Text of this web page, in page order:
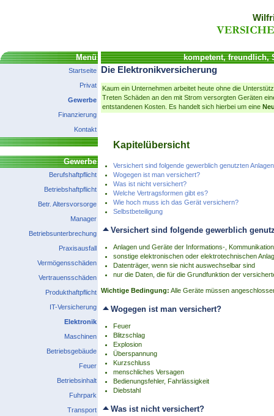
Menü
Startseite
Privat
Gewerbe
Finanzierung
Kontakt
Gewerbe
Berufshaftpflicht
Betriebshaftpflicht
Betr. Altersvorsorge
Manager
Betriebsunterbrechung
Praxisausfall
Vermögensschäden
Vertrauensschäden
Produkthaftpflicht
IT-Versicherung
Elektronik
Maschinen
Betriebsgebäude
Feuer
Betriebsinhalt
Fuhrpark
Transport
kompetent, freundlich,
Die Elektronikversicherung
Kaum ein Unternehmen arbeitet heute ohne die
Treten Schäden an den mit Strom versorgten Geräten
entstandenen Kosten. Es handelt sich hierbei um eine
Kapitelübersicht
Versichert sind folgende gewerblich genutzten Anlagen
Wogegen ist man versichert?
Was ist nicht versichert?
Welche Vertragsformen gibt es?
Wie hoch muss ich das Gerät versichern?
Selbstbeteiligung
Versichert sind folgende gewerblich
Anlagen und Geräte der Informations-,
sonstige elektronischen oder elektrotechnischen
Datenträger, wenn sie nicht auswechselbar sind
nur die Daten, die für die Grundfunktion der
Wichtige Bedingung: Alle Geräte müssen
Wogegen ist man versichert?
Feuer
Blitzschlag
Explosion
Überspannung
Kurzschluss
menschliches Versagen
Bedienungsfehler, Fahrlässigkeit
Diebstahl
Was ist nicht versichert?